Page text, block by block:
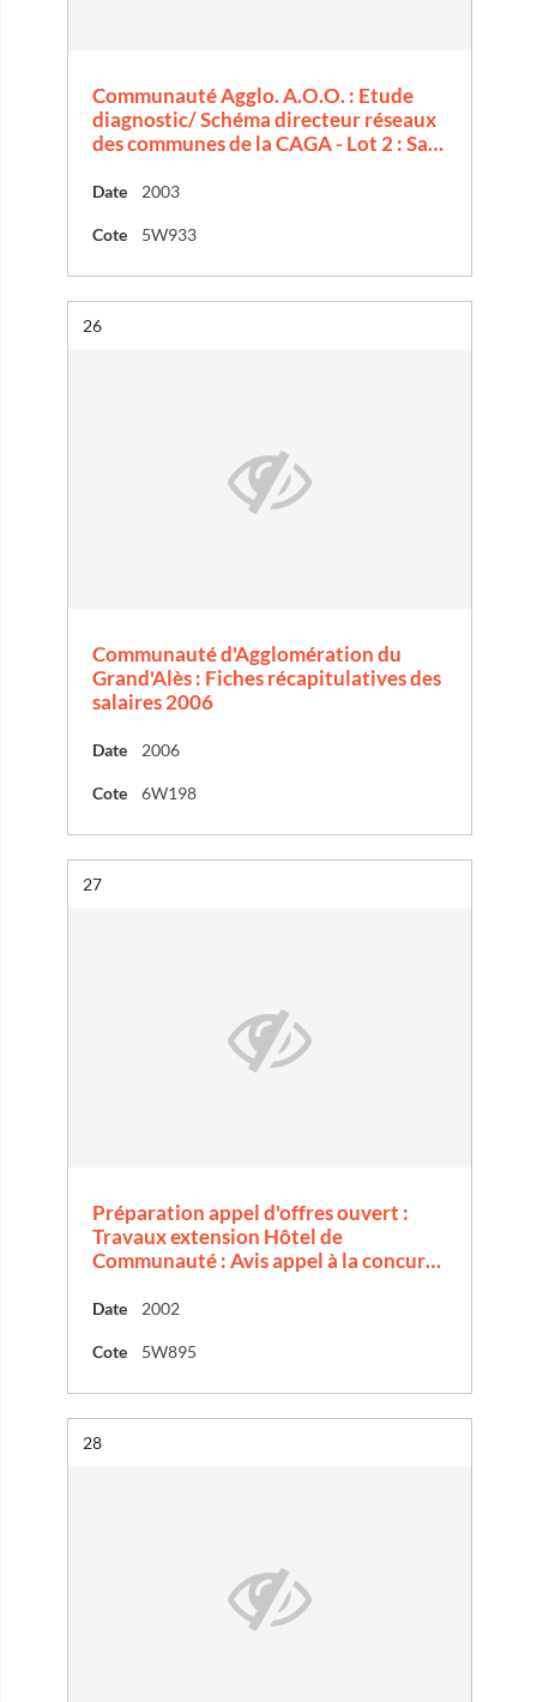
Communauté Agglo. A.O.O. : Etude
diagnostic/ Schéma directeur réseaux
des communes de la CAGA - Lot 2 : Sa…
Date 2003
Cote 5W933
Résultat n°
26
Communauté d'Agglomération du
Grand'Alès : Fiches récapitulatives des
salaires 2006
Date 2006
Cote 6W198
Résultat n°
27
Préparation appel d'offres ouvert :
Travaux extension Hôtel de
Communauté : Avis appel à la concur…
Date 2002
Cote 5W895
Résultat n°
28